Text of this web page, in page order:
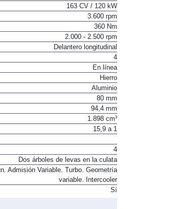
163 CV / 120 kW
3.600 rpm
360 Nm
2.000 - 2.500 rpm
Delantero longitudinal
4
En línea
Hierro
Aluminio
80 mm
94,4 mm
1.898 cm³
15,9 a 1
4
Dos árboles de levas en la culata
Admisión Variable. Turbo. Geometría
variable. Intercooler
Sí